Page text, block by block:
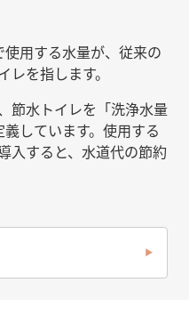
使用する水量が、従来の
レを指します。
節水トイレを「洗浄水量
しています。使用する
入すると、水道代の節約